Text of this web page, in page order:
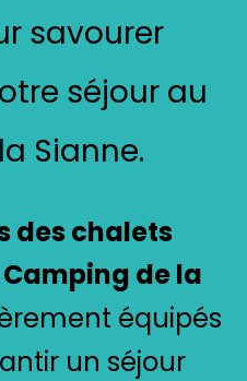
savourer
séjour au
Sianne.
des chalets
Camping de la
équipés
un séjour